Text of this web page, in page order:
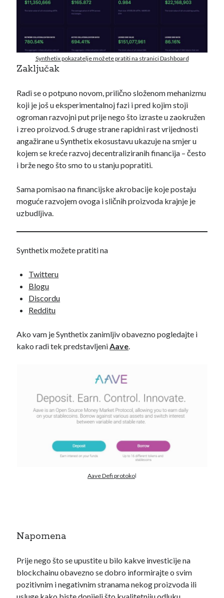
Synthetix pokazatelje možete pratiti na straniciDashboard
Zaključak
Radi se o potpuno novom, prilično složenom mehanizmu
koji je još u eksperimentalnoj fazi i pred kojim stoji
ogroman razvojni put prije nego što izraste u zaokružen
i zreo proizvod. S druge strane rapidni rast vrijednosti
angažirane u Synthetix ekosustavu ukazuje na smjer u
kojem se kreće razvoj decentraliziranih financija – često
i brže nego što smo to u stanju popratiti.
Sama pomisao na financijske akrobacije koje postaju
moguće razvojem ovoga i sličnih proizvoda krajnje je
uzbudljiva.
Synthetix možete pratiti na
Twitteru
Blogu
Discordu
Redditu
Ako vam je Synthetix zanimljiv obavezno pogledajte i
kako radi tek predstavljeniAave.
Aave Defi protokol
Napomena
Prije nego što se upustite u bilo kakve investicije na
blockchainu obavezno se dobro informirajte o svim
pozitivnim i negativnim stranama nekog proizvoda ili